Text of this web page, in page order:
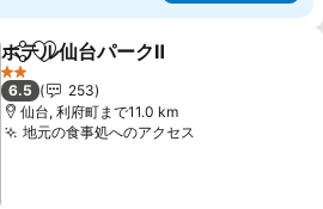
シェアお気に入りに追加
ホテル仙台パークⅡ
2 ホテルのランク
6.5
253
仙台, 利府町まで11.0 km
地元の食事処へのアクセス